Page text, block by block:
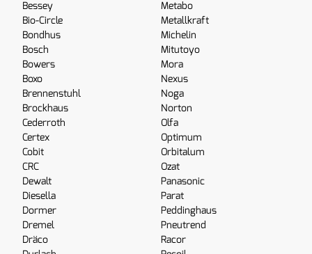
Bessey
Bio-Circle
Bondhus
Bosch
Bowers
Boxo
Brennenstuhl
Brockhaus
Cederroth
Certex
Cobit
CRC
Dewalt
Diesella
Dormer
Dremel
Dräco
Metabo
Metallkraft
Michelin
Mitutoyo
Mora
Nexus
Noga
Norton
Olfa
Optimum
Orbitalum
Ozat
Panasonic
Parat
Peddinghaus
Pneutrend
Racor